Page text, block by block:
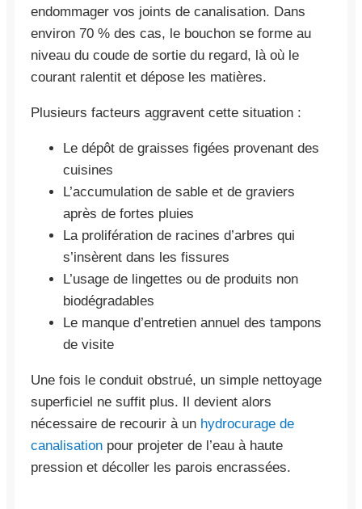
endommager vos joints de canalisation. Dans
environ 70 % des cas, le bouchon se forme au
niveau du coude de sortie du regard, là où le
courant ralentit et dépose les matières.
Plusieurs facteurs aggravent cette situation :
Le dépôt de graisses figées provenant des
cuisines
L’accumulation de sable et de graviers
après de fortes pluies
La prolifération de racines d’arbres qui
s’insèrent dans les fissures
L’usage de lingettes ou de produits non
biodégradables
Le manque d’entretien annuel des tampons
de visite
Une fois le conduit obstrué, un simple nettoyage
superficiel ne suffit plus. Il devient alors
nécessaire de recourir à un hydrocurage de
canalisation pour projeter de l’eau à haute
pression et décoller les parois encrassées.